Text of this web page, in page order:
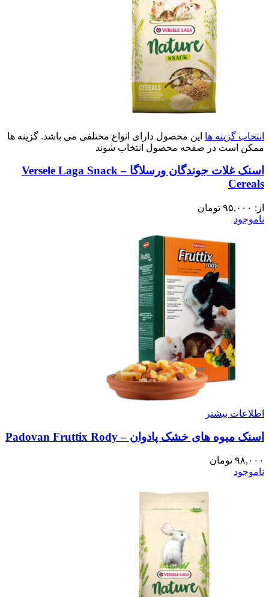
انتخاب گزینه ها این محصول دارای انواع مختلفی می باشد. گزینه ها
ممکن است در صفحه محصول انتخاب شوند
اسنک غلات جوندگان ورسلاگا – Versele Laga Snack
Cereals
از: ۹۵,۰۰۰ تومان
ناموجود
اطلاعات بیشتر
اسنک میوه های خشک پادوان – Padovan Fruttix Rody
۹۸,۰۰۰ تومان
ناموجود